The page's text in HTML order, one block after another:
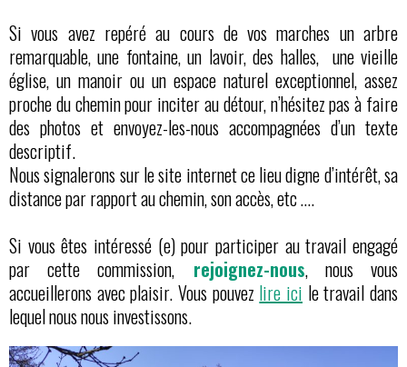
Si vous avez repéré au cours de vos marches un arbre
remarquable, une fontaine, un lavoir, des halles, une vieille
église, un manoir ou un espace naturel exceptionnel, assez
proche du chemin pour inciter au détour, n’hésitez pas à faire
des photos et envoyez-les-nous accompagnées d’un texte
descriptif.
Nous signalerons sur le site internet ce lieu digne d’intérêt, sa
distance par rapport au chemin, son accès, etc ….
Si vous êtes intéressé (e) pour participer au travail engagé
par cette commission, rejoignez-nous, nous vous
accueillerons avec plaisir. Vous pouvez lire ici le travail dans
lequel nous nous investissons.